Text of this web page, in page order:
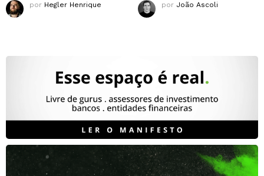
por Hegler Henrique por João Ascoli